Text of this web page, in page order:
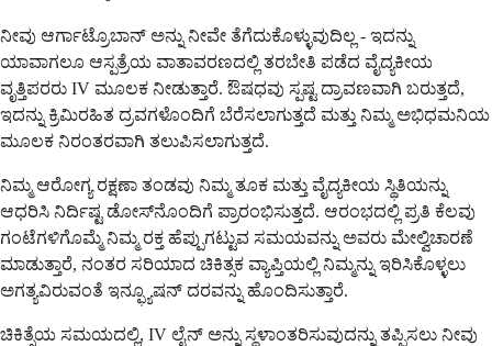
ನೀವು ಆರ್ಗಾಟ್ರೊಬಾನ್ ಅನ್ನು ನೀವೇ ತೆಗೆದುಕೊಳ್ಳುವುದಿಲ್ಲ - ಇದನ್ನು
ಯಾವಾಗಲೂ ಆಸ್ಪತ್ರೆಯ ವಾತಾವರಣದಲ್ಲಿ ತರಬೇತಿ ಪಡೆದ ವೈದ್ಯಕೀಯ
ವೃತ್ತಿಪರರು IV ಮೂಲಕ ನೀಡುತ್ತಾರೆ. ಔಷಧವು ಸ್ಪಷ್ಟ ದ್ರಾವಣವಾಗಿ ಬರುತ್ತದೆ,
ಇದನ್ನು ಕ್ರಿಮಿರಹಿತ ದ್ರವಗಳೊಂದಿಗೆ ಬೆರೆಸಲಾಗುತ್ತದೆ ಮತ್ತು ನಿಮ್ಮ ಅಭಿಧಮನಿಯ
ಮೂಲಕ ನಿರಂತರವಾಗಿ ತಲುಪಿಸಲಾಗುತ್ತದೆ.
ನಿಮ್ಮ ಆರೋಗ್ಯ ರಕ್ಷಣಾ ತಂಡವು ನಿಮ್ಮ ತೂಕ ಮತ್ತು ವೈದ್ಯಕೀಯ ಸ್ಥಿತಿಯನ್ನು
ಆಧರಿಸಿ ನಿರ್ದಿಷ್ಟ ಡೋಸ್‌ನೊಂದಿಗೆ ಪ್ರಾರಂಭಿಸುತ್ತದೆ. ಆರಂಭದಲ್ಲಿ ಪ್ರತಿ ಕೆಲವು
ಗಂಟೆಗಳಿಗೊಮ್ಮೆ ನಿಮ್ಮ ರಕ್ತ ಹೆಪ್ಪುಗಟ್ಟುವ ಸಮಯವನ್ನು ಅವರು ಮೇಲ್ವಿಚಾರಣೆ
ಮಾಡುತ್ತಾರೆ, ನಂತರ ಸರಿಯಾದ ಚಿಕಿತ್ಸಕ ವ್ಯಾಪ್ತಿಯಲ್ಲಿ ನಿಮ್ಮನ್ನು ಇರಿಸಿಕೊಳ್ಳಲು
ಅಗತ್ಯವಿರುವಂತೆ ಇನ್ಫ್ಯೂಷನ್ ದರವನ್ನು ಹೊಂದಿಸುತ್ತಾರೆ.
ಚಿಕಿತ್ಸೆಯ ಸಮಯದಲ್ಲಿ, IV ಲೈನ್ ಅನ್ನು ಸ್ಥಳಾಂತರಿಸುವುದನ್ನು ತಪ್ಪಿಸಲು ನೀವು